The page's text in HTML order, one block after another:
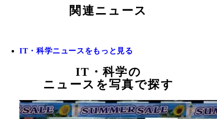
関連ニュース
IT・科学ニュースをもっと見る
IT・科学の
ニュースを写真で探す